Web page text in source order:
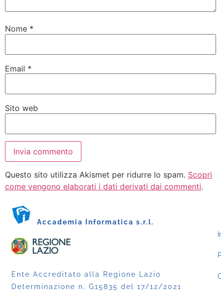
Nome *
Email *
Sito web
Questo sito utilizza Akismet per ridurre lo spam. Scopri
come vengono elaborati i dati derivati dai commenti.
Accademia Informatica s.r.l.
Ente Accreditato alla Regione Lazio
Determinazione n. G15835 del 17/12/2021